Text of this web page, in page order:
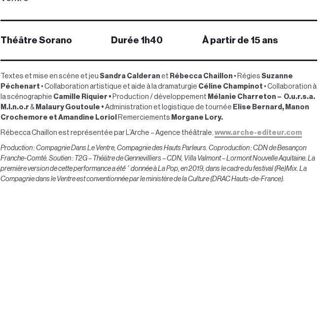
Théâtre Sorano Durée 1h40 À partir de 15 ans
Textes et mise en scène et jeu Sandra Calderan et Rébecca Chaillon • Régies Suzanne
Péchenart • Collaboration artistique et aide à la dramaturgie Céline Champinot • Collaboration à
la scénographie Camille Riquier • Production / développement Mélanie Charreton – O.u.r.s.a.
M.I.n.o.r & Malaury Goutoule • Administration et logistique de tournée Elise Bernard, Manon
Crochemore et Amandine Loriol Remerciements Morgane Lory.
Rébecca Chaillon est représentée par L’Arche – Agence théâtrale. www.arche-editeur.com
Production : Compagnie Dans Le Ventre, Compagnie des Hauts Parleurs. Coproduction : CDN de Besançon
Franche-Comté. Soutien : T2G – Théâtre de Gennevilliers – CDN, Villa Valmont – Lormont Nouvelle Aquitaine. La
première version de cette performance a été́ donnée à La Pop, en 2019, dans le cadre du festival (Re)Mix. La
Compagnie dans le Ventre est conventionnée par le ministère de la Culture (DRAC Hauts-de-France).